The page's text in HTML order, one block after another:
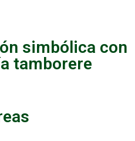
simbólica con
tamborere